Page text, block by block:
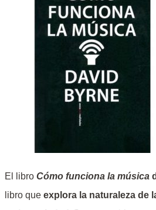
El libro Cómo funciona la música
libro que explora la naturaleza de